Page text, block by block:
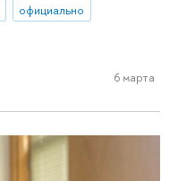
официально
6 марта